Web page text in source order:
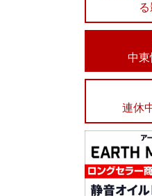
中東
連休